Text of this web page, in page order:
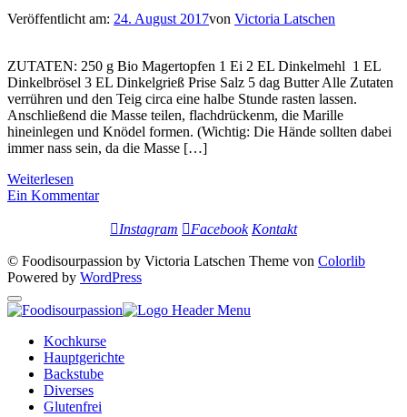
Veröffentlicht am: 24. August 2017von Victoria Latschen
ZUTATEN: 250 g Bio Magertopfen 1 Ei 2 EL Dinkelmehl 1 EL
Dinkelbrösel 3 EL Dinkelgrieß Prise Salz 5 dag Butter Alle Zutaten
verrühren und den Teig circa eine halbe Stunde rasten lassen.
Anschließend die Masse teilen, flachdrückenm, die Marille
hineinlegen und Knödel formen. (Wichtig: Die Hände sollten dabei
immer nass sein, da die Masse […]
Weiterlesen
Ein Kommentar
Instagram Facebook Kontakt
© Foodisourpassion by Victoria Latschen Theme von Colorlib
Powered by WordPress
Kochkurse
Hauptgerichte
Backstube
Diverses
Glutenfrei